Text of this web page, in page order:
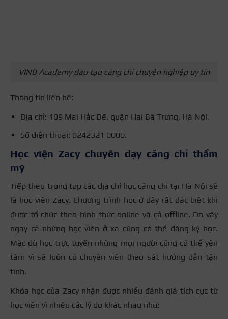
VINB Academy đào tạo căng chỉ chuyên nghiệp uy tín
Thông tin liên hệ:
Địa chỉ: 109 Mai Hắc Đế, quận Hai Bà Trưng, Hà Nội.
Số điện thoại: 0242321 0000.
Học viện Zacy chuyên dạy căng chỉ thẩm
mỹ
Tiếp theo trong top các địa chỉ học căng chỉ tại Hà Nội sẽ
là học viên Zacy. Chương trình học ở đây rất đặc biệt khi
được tổ chức theo hình thức online và cả offline. Do vậy
ngay cả những học viên ở xa cũng có thể đăng ký học.
Mặc dù học trực tuyến những mọi người cũng có thể yên
tâm vì sẽ luôn có chuyên viên theo sát hướng dẫn tận
tình.
Khóa học của Zacy nhận được nhiều đánh giá tích cực từ
học viên vì nhiều các lý do khác nhau như: